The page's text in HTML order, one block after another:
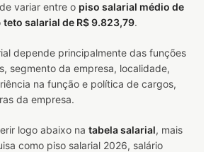
variar entre o piso salarial médio de
teto salarial de R$ 9.823,79.
depende principalmente das funções
segmento da empresa, localidade,
na função e política de cargos,
da empresa.
logo abaixo na tabela salarial, mais
como piso salarial 2026, salário